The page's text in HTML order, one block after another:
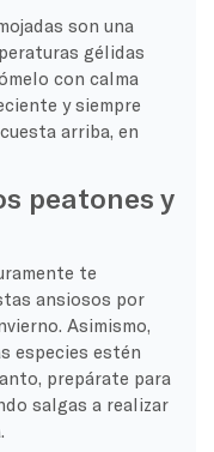
son una
gélidas
con calma
y siempre
arriba, en
peatones y
te
ansiosos por
Asimismo,
especies estén
prepárate para
salgas a realizar